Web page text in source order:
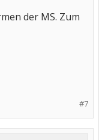
der MS. Zum
#7